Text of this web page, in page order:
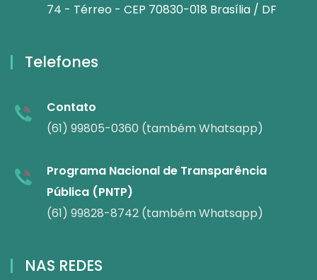
74 - Térreo - CEP 70830-018 Brasília / DF
Telefones
Contato
(61) 99805-0360 (também Whatsapp)
Programa Nacional de Transparência
Pública (PNTP)
(61) 99828-8742 (também Whatsapp)
NAS REDES